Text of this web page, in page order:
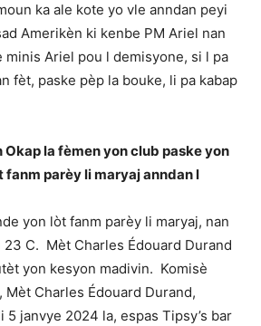
ka ale kote yo vle anndan peyi
Amerikèn ki kenbe PM Ariel nan
minis Ariel pou l demisyone, si l pa
fèt, paske pèp la bouke, li pa kabap
Okap la fèmen yon club paske yon
fanm parèy li maryaj anndan l
yon lòt fanm parèy li maryaj, nan
23 C. Mèt Charles Édouard Durand
yon kesyon madivin. Komisè
Mèt Charles Édouard Durand,
janvye 2024 la, espas Tipsy’s bar